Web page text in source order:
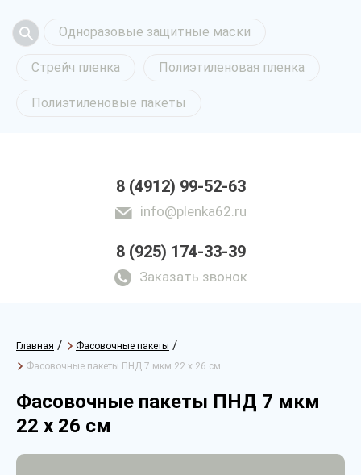
Одноразовые защитные маски
Стрейч пленка Полиэтиленовая пленка
Полиэтиленовые пакеты
8 (4912) 99-52-63
info@plenka62.ru
8 (925) 174-33-39
Заказать звонок
Главная / Фасовочные пакеты /
Фасовочные пакеты ПНД 7 мкм 22 х 26 см
Фасовочные пакеты ПНД 7 мкм
22 х 26 см